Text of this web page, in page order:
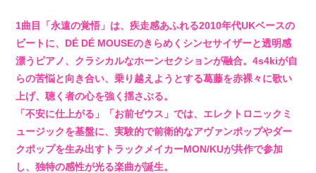
1曲目「永遠の覚悟」は、疾走感あふれる2010年代UKベースの
ビートに、DÉ DÉ MOUSEのきらめくシンセサイザーと透明感
漂うピアノ、クラシカルなホーンセクションが融合。4s4kiが自
らの苦悩と向き合い、乗り越えようとする葛藤を赤裸々に歌い
上げ、聴く者の心を強く揺さぶる。
「不安に仕上がる」「お前ゼウス」では、エレクトロニックミ
ュージックを基盤に、実験的で前衛的なアヴァンポップやダー
クポップを生み出すトラックメイカーMON/KUが共作で参加
し、独特の感性が光る楽曲が誕生。